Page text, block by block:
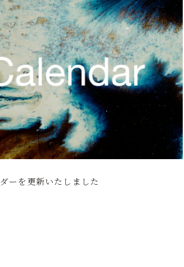
ーを更新いたしました